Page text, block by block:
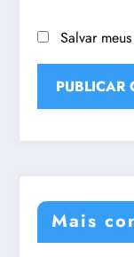
Salvar
Mais